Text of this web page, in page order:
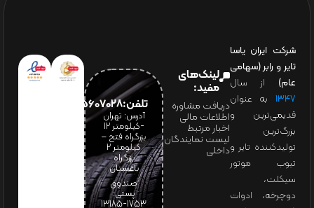
شرکت ایران یاسا
تایر و رابر (سهامی
عام) از سال
۱۳۴۷ به عنوان
قدیمی‌ترین و
بزرگ‌ترین
تولیدکننده تایر و
تیوب موتور
سیکلت،
دوچرخه، ادوات
لینک‌های
مفید:
دریافت مشاوره
اطلاعات مالی
اخبار مرتبط
لیست نمایندگان
داخلی
تلفن:65607028(021)
آدرس: تهران
-کیلومتر 12
بزرگراه فتح –
کیلومتر ۲
بزرگراه
باغستان
صندوق
پستی:
1753-13185